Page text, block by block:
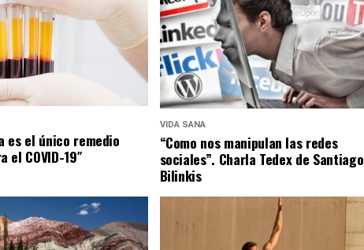
es el único remedio
el COVID-19″
VIDA SANA
“Como nos manipulan las redes
sociales”. Charla Tedex de Santiago
Bilinkis